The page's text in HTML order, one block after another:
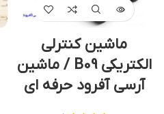
ماشین کنترلی
الکتریکی B09 / ماشین
آرسی آفرود حرفه ای